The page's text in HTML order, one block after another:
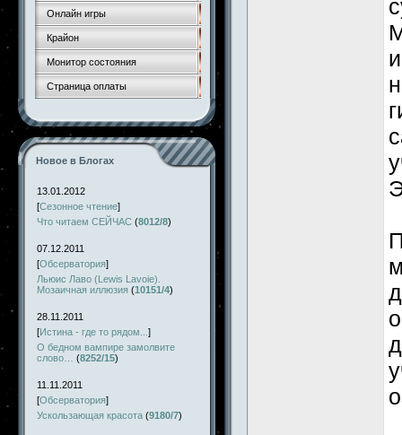
Онлайн игры
Крайон
Монитор состояния
Страница оплаты
Новое в Блогах
13.01.2012
[Сезонное чтение]
Что читаем СЕЙЧАС (8012/8)
07.12.2011
[Обсерватория]
Льюис Лаво (Lewis Lavoie).
Мозаичная иллюзия (10151/4)
28.11.2011
[Истина - где то рядом... ]
О бедном вампире замолвите
слово…
(8252/15)
11.11.2011
[Обсерватория]
Ускользающая красота (9180/7)